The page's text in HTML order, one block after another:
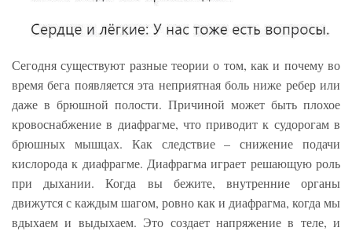
Сегодня существуют разные теории о том, как и почему во
время бега появляется эта неприятная боль ниже ребер или
даже в брюшной полости. Причиной может быть плохое
кровоснабжение в диафрагме, что приводит к судорогам в
брюшных мышцах. Как следствие – снижение подачи
кислорода к диафрагме. Диафрагма играет решающую роль
при дыхании. Когда вы бежите, внутренние органы
движутся с каждым шагом, ровно как и диафрагма, когда мы
вдыхаем и выдыхаем. Это создает напряжение в теле, и